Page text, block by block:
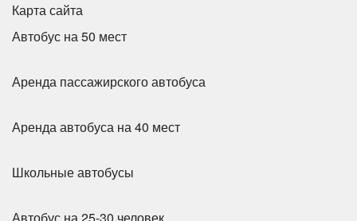
Карта сайта
Автобус на 50 мест
Аренда пассажирского автобуса
Аренда автобуса на 40 мест
Школьные автобусы